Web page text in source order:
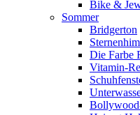
Bike &
Sommer
Bridgerton
Die Farbe
Vitamin-